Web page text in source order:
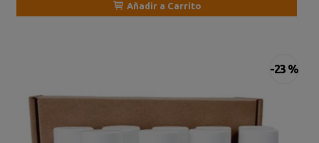
Añadir a Carrito
-23 %